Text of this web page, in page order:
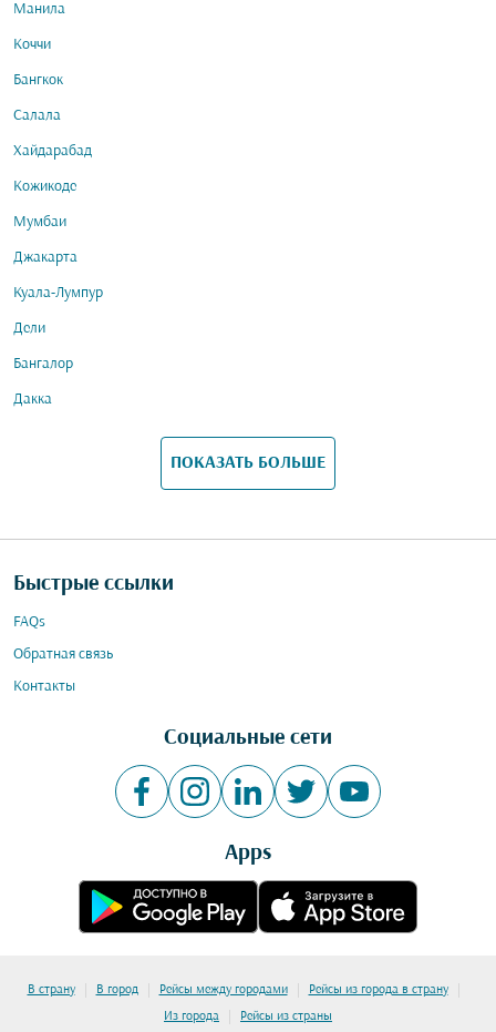
Манила
Коччи
Бангкок
Салала
Хайдарабад
Кожикоде
Мумбаи
Джакарта
Куала-Лумпур
Дели
Бангалор
Дакка
ПОКАЗАТЬ БОЛЬШЕ
Быстрые ссылки
FAQs
Обратная связь
Контакты
Социальные сети
Apps
В страну | В город | Рейсы между городами | Рейсы из города в страну |
Из города | Рейсы из страны